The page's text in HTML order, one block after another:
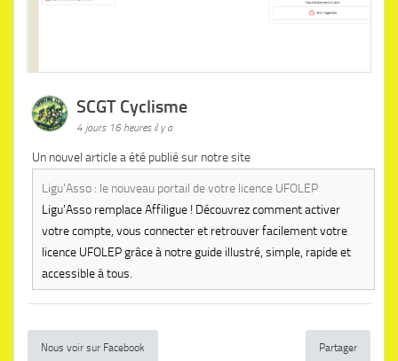
SCGT Cyclisme
4 jours 16 heures il y a
Un nouvel article a été publié sur notre site
Ligu'Asso : le nouveau portail de votre licence UFOLEP
Ligu'Asso remplace Affiligue ! Découvrez comment activer
votre compte, vous connecter et retrouver facilement votre
licence UFOLEP grâce à notre guide illustré, simple, rapide et
accessible à tous.
Nous voir sur Facebook Partager